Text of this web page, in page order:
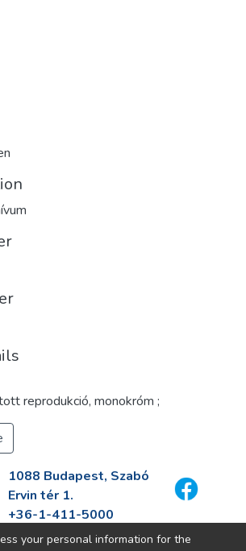
reprodukció, monokróm ;
1088 Budapest, Szabó
Ervin tér 1.
+36-1-411-5000
info@fszek.hu
your personal information for the